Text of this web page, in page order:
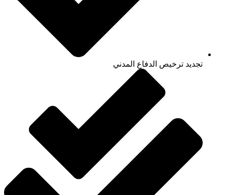
تجديد ترخيص الدفاع المدني